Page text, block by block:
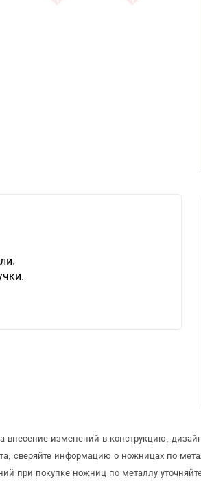
внесение изменений в конструкцию,
сверяйте информацию о ножницах по
при покупке ножниц по металлу